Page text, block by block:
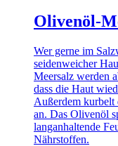
Olivenöl-
Wer gerne im
seidenweicher
Meersalz werden
dass die Haut
Außerdem kurbelt
an. Das Olivenöl
langanhaltende
Nährstoffen.